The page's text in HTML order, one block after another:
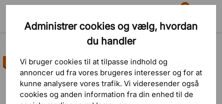
Administrer cookies og vælg, hvordan
du handler
Vi bruger cookies til at tilpasse indhold og
annoncer ud fra vores brugeres interesser og for at
kunne analysere vores trafik. Vi videresender også
cookies og anden information fra din enhed til de
Søg
0
Indkøbskurv
Skriveborde Hæve-sænkeborde
488 bedømmelser
Bestseller